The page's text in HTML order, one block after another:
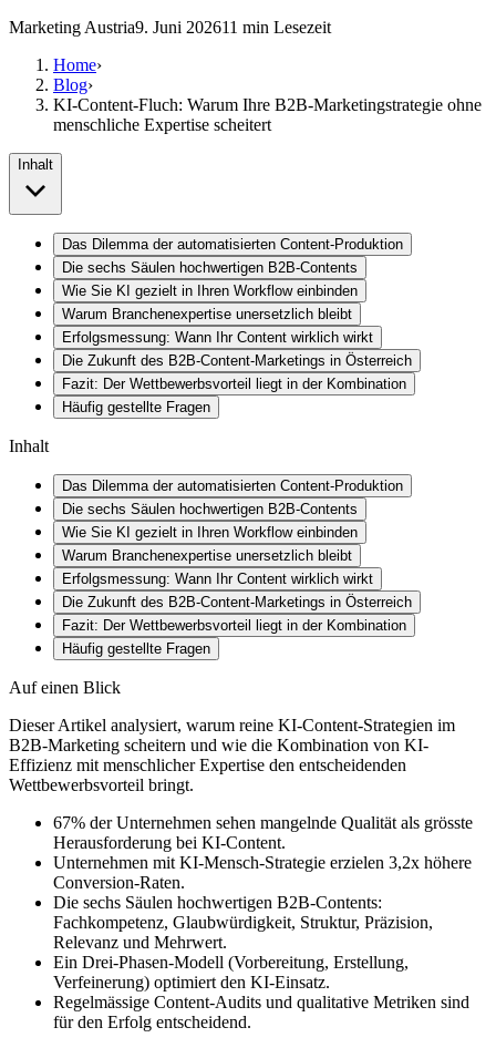
Marketing Austria9. Juni 202611 min Lesezeit
Home›
Blog›
KI-Content-Fluch: Warum Ihre B2B-Marketingstrategie ohne
menschliche Expertise scheitert
Inhalt
Das Dilemma der automatisierten Content-Produktion
Die sechs Säulen hochwertigen B2B-Contents
Wie Sie KI gezielt in Ihren Workflow einbinden
Warum Branchenexpertise unersetzlich bleibt
Erfolgsmessung: Wann Ihr Content wirklich wirkt
Die Zukunft des B2B-Content-Marketings in Österreich
Fazit: Der Wettbewerbsvorteil liegt in der Kombination
Häufig gestellte Fragen
Inhalt
Das Dilemma der automatisierten Content-Produktion
Die sechs Säulen hochwertigen B2B-Contents
Wie Sie KI gezielt in Ihren Workflow einbinden
Warum Branchenexpertise unersetzlich bleibt
Erfolgsmessung: Wann Ihr Content wirklich wirkt
Die Zukunft des B2B-Content-Marketings in Österreich
Fazit: Der Wettbewerbsvorteil liegt in der Kombination
Häufig gestellte Fragen
Auf einen Blick
Dieser Artikel analysiert, warum reine KI-Content-Strategien im
B2B-Marketing scheitern und wie die Kombination von KI-
Effizienz mit menschlicher Expertise den entscheidenden
Wettbewerbsvorteil bringt.
67% der Unternehmen sehen mangelnde Qualität als grösste
Herausforderung bei KI-Content.
Unternehmen mit KI-Mensch-Strategie erzielen 3,2x höhere
Conversion-Raten.
Die sechs Säulen hochwertigen B2B-Contents:
Fachkompetenz, Glaubwürdigkeit, Struktur, Präzision,
Relevanz und Mehrwert.
Ein Drei-Phasen-Modell (Vorbereitung, Erstellung,
Verfeinerung) optimiert den KI-Einsatz.
Regelmässige Content-Audits und qualitative Metriken sind
für den Erfolg entscheidend.